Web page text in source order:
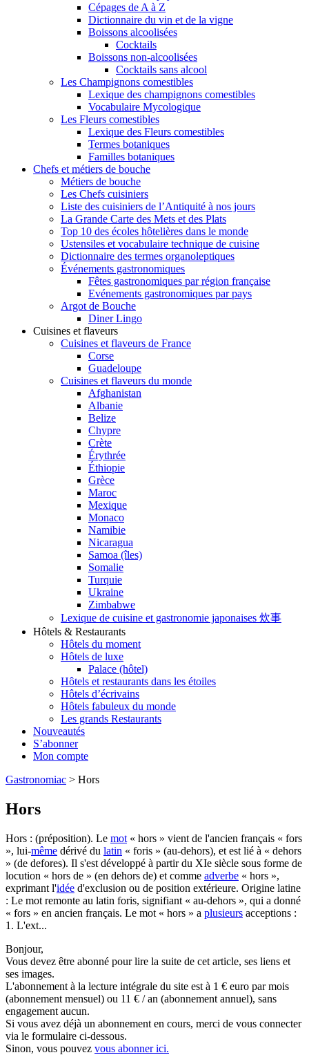
Cépages de A à Z
Dictionnaire du vin et de la vigne
Boissons alcoolisées
Cocktails
Boissons non-alcoolisées
Cocktails sans alcool
Les Champignons comestibles
Lexique des champignons comestibles
Vocabulaire Mycologique
Les Fleurs comestibles
Lexique des Fleurs comestibles
Termes botaniques
Familles botaniques
Chefs et métiers de bouche
Métiers de bouche
Les Chefs cuisiniers
Liste des cuisiniers de l’Antiquité à nos jours
La Grande Carte des Mets et des Plats
Top 10 des écoles hôtelières dans le monde
Ustensiles et vocabulaire technique de cuisine
Dictionnaire des termes organoleptiques
Événements gastronomiques
Fêtes gastronomiques par région française
Evénements gastronomiques par pays
Argot de Bouche
Diner Lingo
Cuisines et flaveurs
Cuisines et flaveurs de France
Corse
Guadeloupe
Cuisines et flaveurs du monde
Afghanistan
Albanie
Belize
Chypre
Crète
Érythrée
Éthiopie
Grèce
Maroc
Mexique
Monaco
Namibie
Nicaragua
Samoa (îles)
Somalie
Turquie
Ukraine
Zimbabwe
Lexique de cuisine et gastronomie japonaises 炊事
Hôtels & Restaurants
Hôtels du moment
Hôtels de luxe
Palace (hôtel)
Hôtels et restaurants dans les étoiles
Hôtels d’écrivains
Hôtels fabuleux du monde
Les grands Restaurants
Nouveautés
S’abonner
Mon compte
Gastronomiac > Hors
Hors
Hors : (préposition). Le mot « hors » vient de l'ancien français « fors
», lui-même dérivé du latin « foris » (au-dehors), et est lié à « dehors
» (de defores). Il s'est développé à partir du XIe siècle sous forme de
locution « hors de » (en dehors de) et comme adverbe « hors »,
exprimant l'idée d'exclusion ou de position extérieure. Origine latine
: Le mot remonte au latin foris, signifiant « au-dehors », qui a donné
« fors » en ancien français. Le mot « hors » a plusieurs acceptions :
1. L'ext...
Bonjour,
Vous devez être abonné pour lire la suite de cet article, ses liens et
ses images.
L'abonnement à la lecture intégrale du site est à 1 € euro par mois
(abonnement mensuel) ou 11 € / an (abonnement annuel), sans
engagement aucun.
Si vous avez déjà un abonnement en cours, merci de vous connecter
via le formulaire ci-dessous.
Sinon, vous pouvez vous abonner ici.